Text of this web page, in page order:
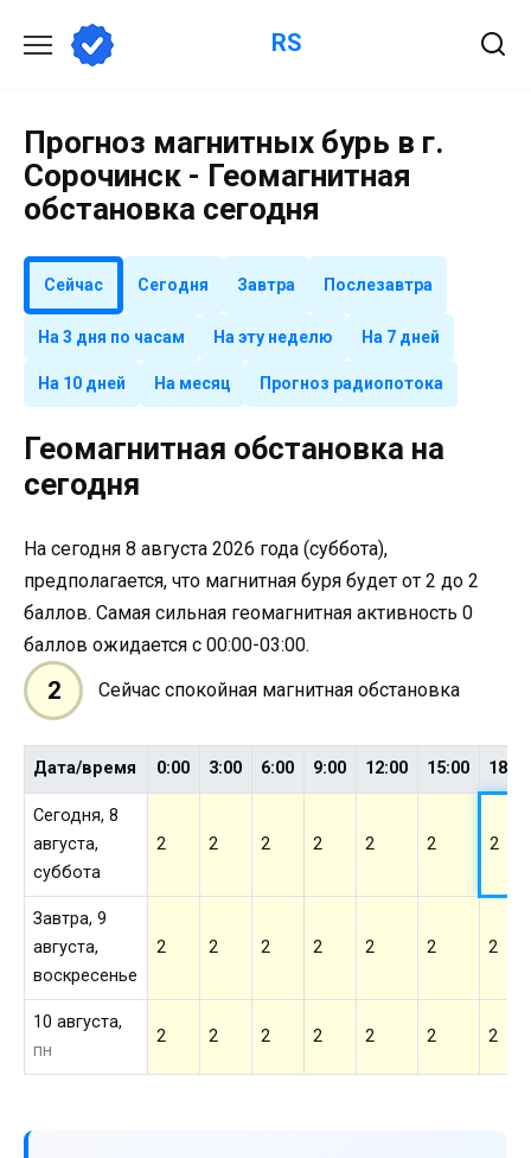
содержанию
RS
Прогноз магнитных бурь в г.
Сорочинск - Геомагнитная
обстановка сегодня
Сейчас Сегодня Завтра Послезавтра
На 3 дня по часам На эту неделю На 7 дней
На 10 дней На месяц Прогноз радиопотока
Геомагнитная обстановка на
сегодня
На сегодня 8 августа 2026 года (суббота),
предполагается, что магнитная буря будет от 2 до 2
баллов. Самая сильная геомагнитная активность 0
баллов ожидается с 00:00-03:00.
2 Сейчас спокойная магнитная обстановка
Дата/время 0:00 3:00 6:00 9:00 12:00 15:00 18:00
Сегодня, 8
августа,
суббота
2 2 2 2 2 2 2
Завтра, 9
августа,
воскресенье
2 2 2 2 2 2 2
10 августа,
пн
2 2 2 2 2 2 2